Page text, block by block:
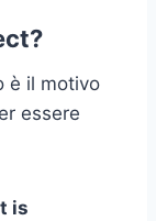
è il motivo
essere
is